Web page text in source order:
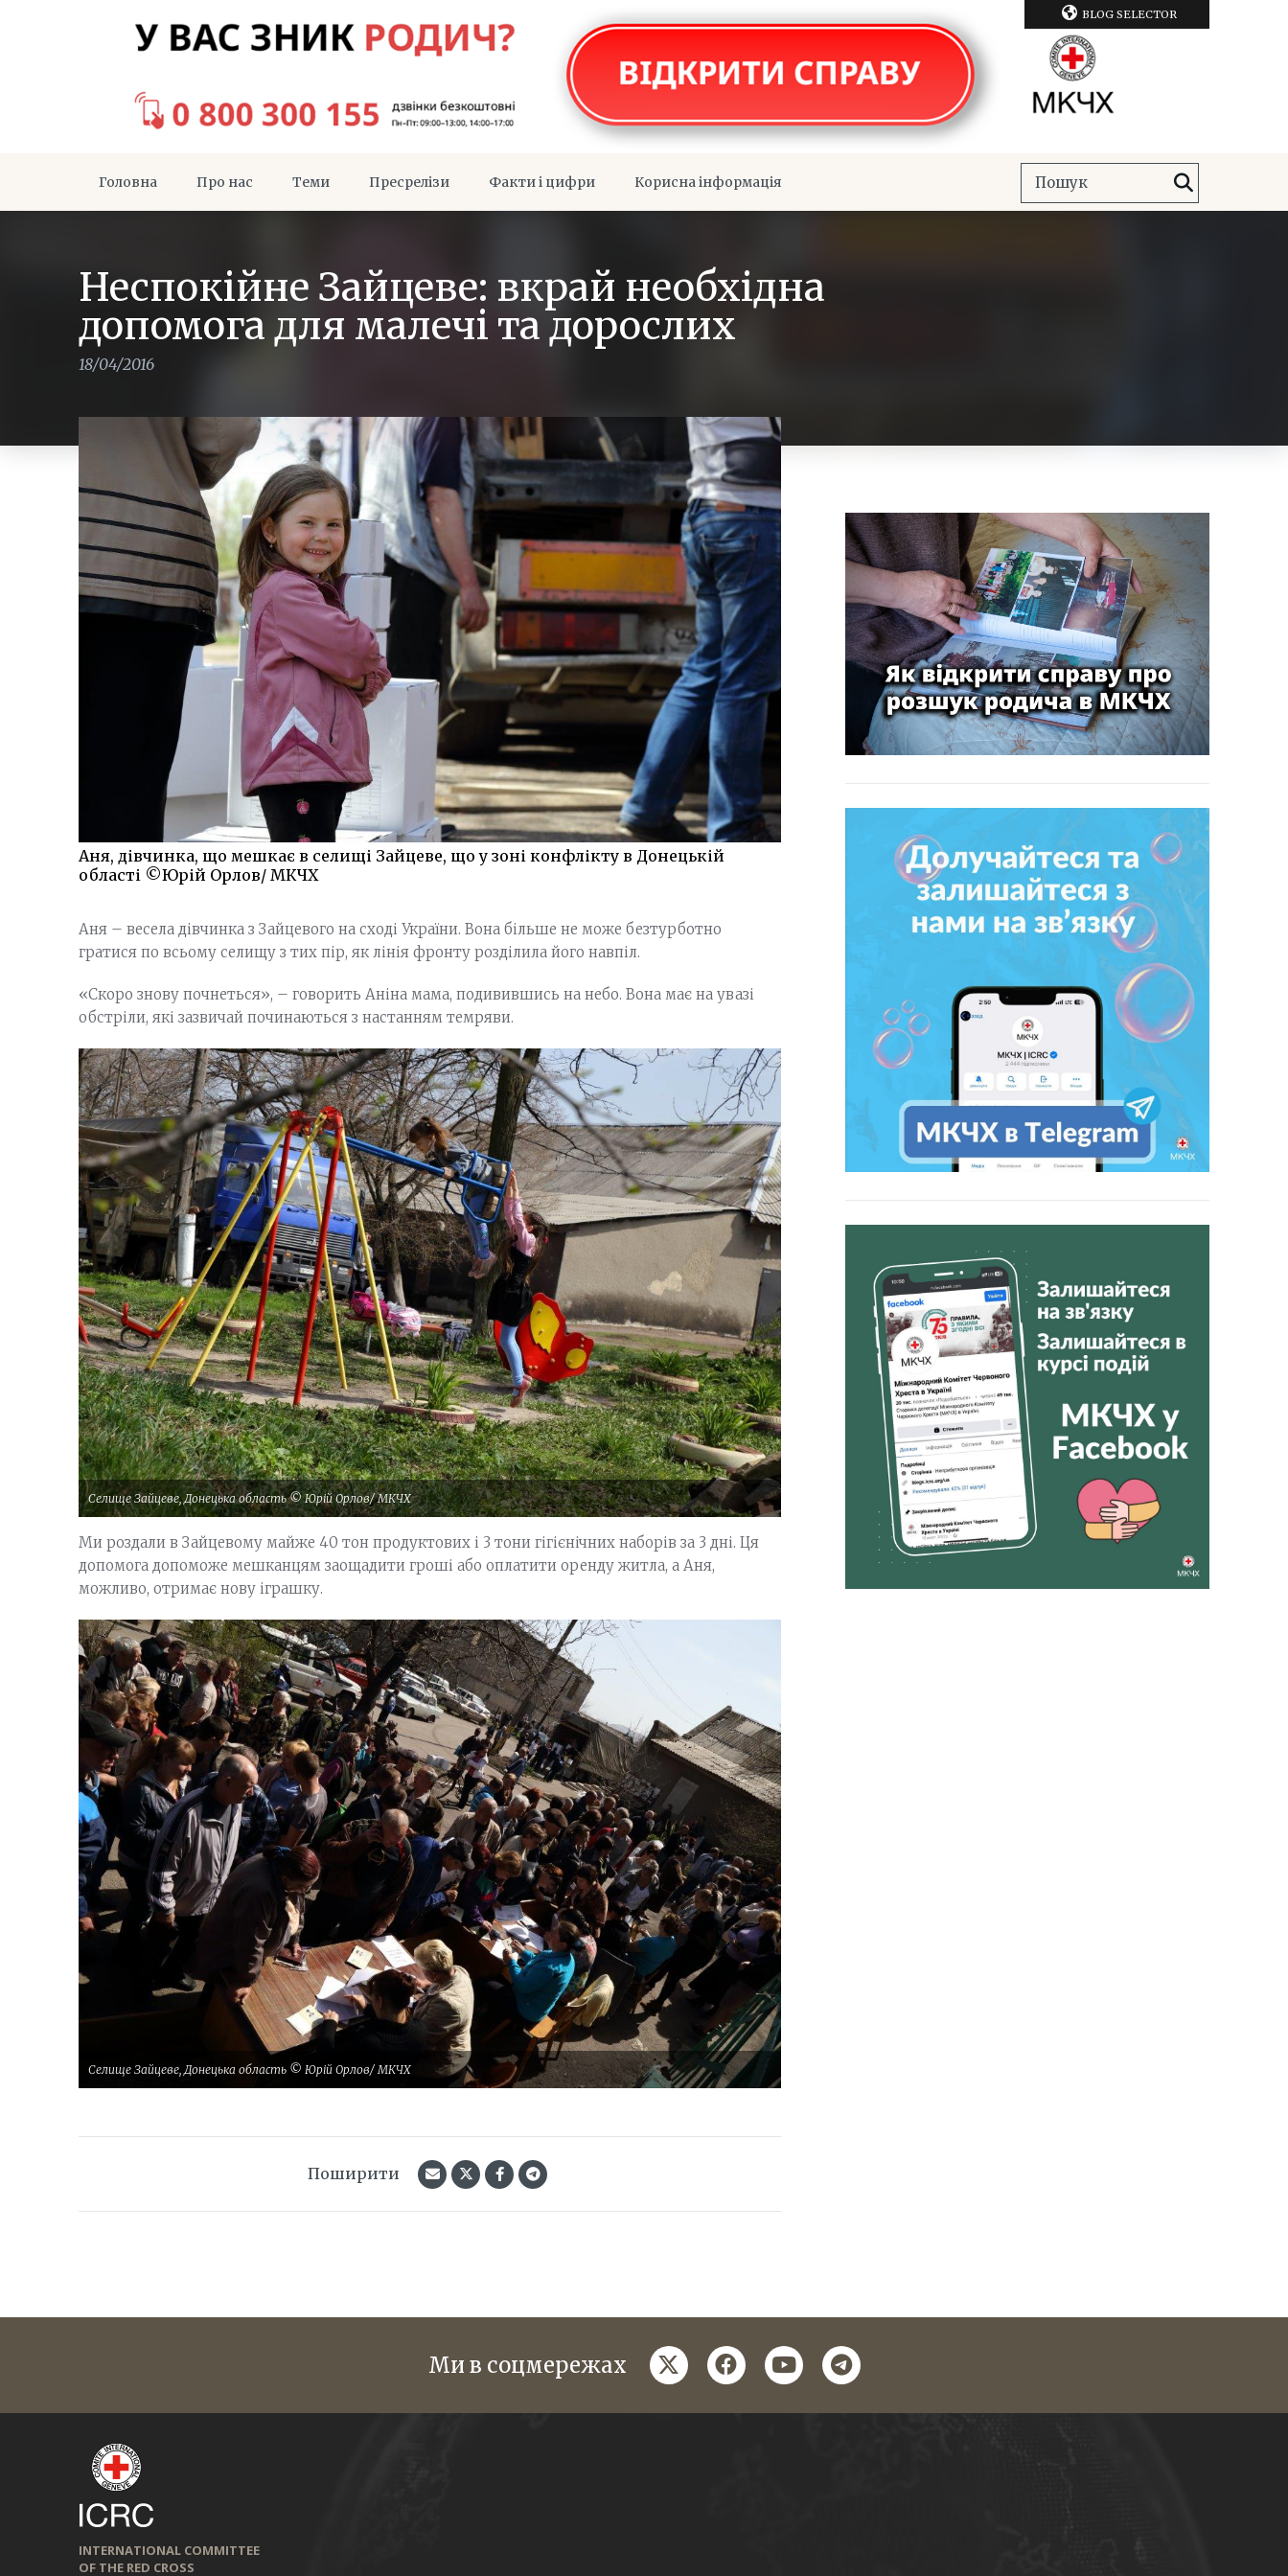
BLOG SELECTOR
Головна Про нас Теми Пресрелізи Факти і цифри Корисна інформація
Неспокійне Зайцеве: вкрай необхідна
допомога для малечі та дорослих
18/04/2016
Аня, дівчинка, що мешкає в селищі Зайцеве, що у зоні конфлікту в Донецькій
області ©Юрій Орлов/ МКЧХ
Аня – весела дівчинка з Зайцевого на сході України. Вона більше не може безтурботно
гратися по всьому селищу з тих пір, як лінія фронту розділила його навпіл.
«Скоро знову почнеться», – говорить Аніна мама, подивившись на небо. Вона має на увазі
обстріли, які зазвичай починаються з настанням темряви.
Селище Зайцеве, Донецька область © Юрій Орлов/ МКЧХ
Ми роздали в Зайцевому майже 40 тон продуктових і 3 тони гігієнічних наборів за 3 дні. Ця
допомога допоможе мешканцям заощадити гроші або оплатити оренду житла, а Аня,
можливо, отримає нову іграшку.
Селище Зайцеве, Донецька область © Юрій Орлов/ МКЧХ
Поширити
Ми в соцмережах twitterfacebookyoutubetelegram
INTERNATIONAL COMMITTEE
OF THE RED CROSS